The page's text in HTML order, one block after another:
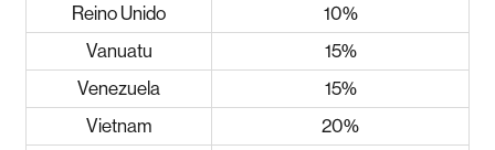
Reino Unido
10%
Vanuatu
15%
Venezuela
15%
Vietnam
20%